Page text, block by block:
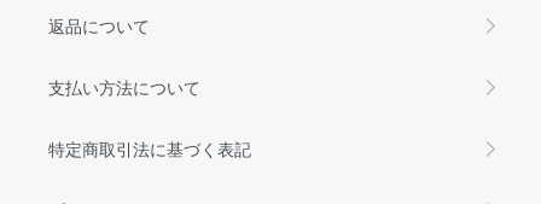
返品について
支払い方法について
特定商取引法に基づく表記